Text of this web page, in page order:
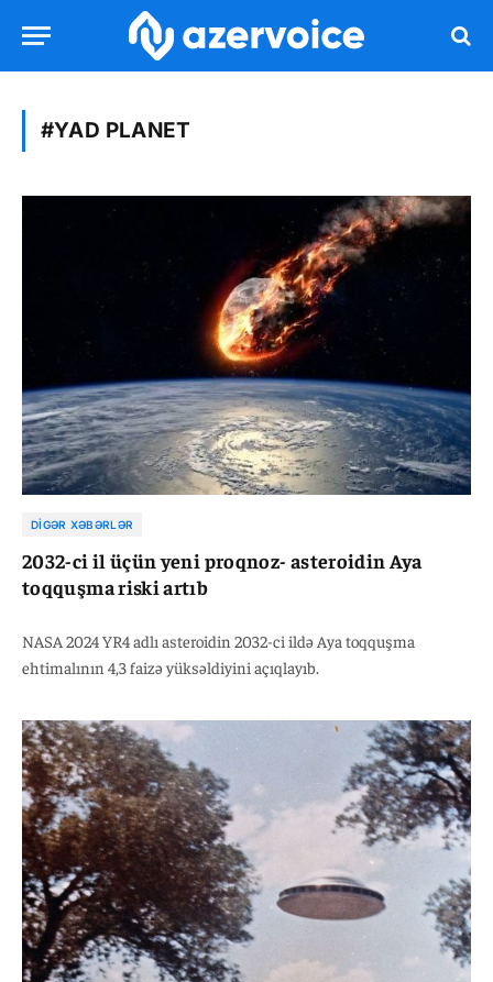
#YAD PLANET
DIGƏR XƏBƏRLƏR
2032-ci il üçün yeni proqnoz- asteroidin Aya
toqquşma riski artıb
NASA 2024 YR4 adlı asteroidin 2032-ci ildə Aya toqquşma
ehtimalının 4,3 faizə yüksəldiyini açıqlayıb.